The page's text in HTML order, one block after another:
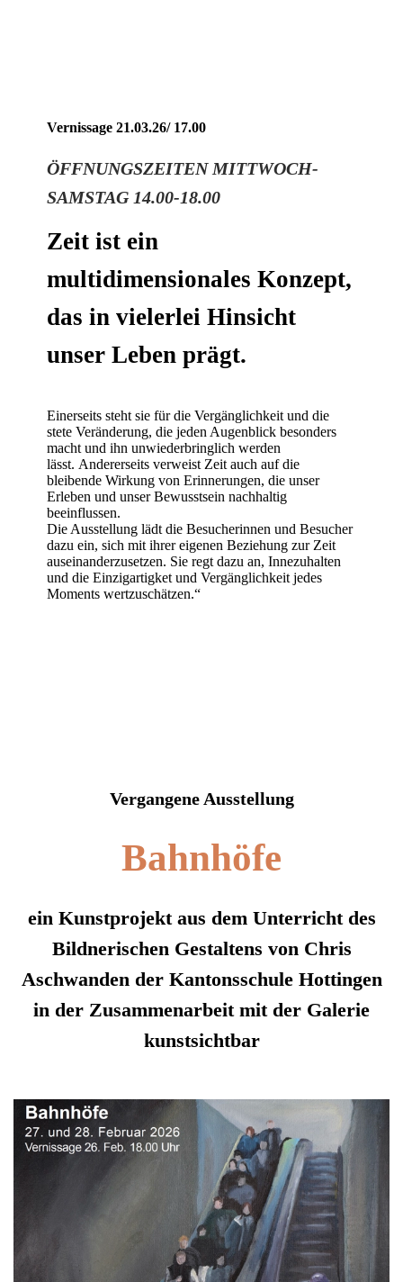
Vernissage 21.03.26/ 17.00
ÖFFNUNGSZEITEN MITTWOCH-
SAMSTAG 14.00-18.00
Zeit ist ein
multidimensionales Konzept,
das in vielerlei Hinsicht
unser Leben prägt.
Einerseits steht sie für die Vergänglichkeit und die
stete Veränderung, die jeden Augenblick besonders
macht und ihn unwiederbringlich werden
lässt. Andererseits verweist Zeit auch auf die
bleibende Wirkung von Erinnerungen, die unser
Erleben und unser Bewusstsein nachhaltig
beeinflussen.
Die Ausstellung lädt die Besucherinnen und Besucher
dazu ein, sich mit ihrer eigenen Beziehung zur Zeit
auseinanderzusetzen. Sie regt dazu an, Innezuhalten
und die Einzigartigket und Vergänglichkeit jedes
Moments wertzuschätzen.“
Vergangene Ausstellung
Bahnhöfe
ein Kunstprojekt aus dem Unterricht des
Bildnerischen Gestaltens von Chris
Aschwanden der Kantonsschule Hottingen
in der Zusammenarbeit mit der Galerie
kunstsichtbar